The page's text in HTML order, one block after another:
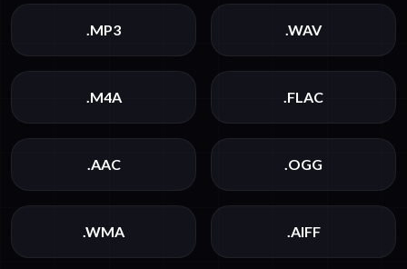
.MP3 .WAV
.M4A .FLAC
.AAC .OGG
.WMA .AIFF